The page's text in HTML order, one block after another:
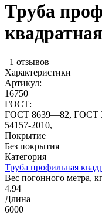
Труба
1 отзывов
Характеристики
Артикул:
16750
ГОСТ:
ГОСТ 8639—82, ГОСТ
54157-2010,
Покрытие
Без покрытия
Категория
Труба профильная
Вес погонного метра,
4.94
Длина
6000